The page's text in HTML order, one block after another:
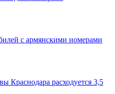
с армянскими номерами
Краснодара расходуется 3,5